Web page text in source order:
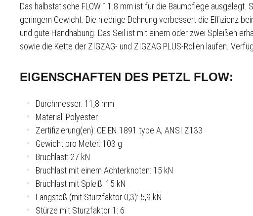
Das halbstatische FLOW 11.8 mm ist für die Baumpflege
geringem Gewicht. Die niedrige Dehnung verbessert die Effizienz
und gute Handhabung. Das Seil ist mit einem oder zwei Spleißen
sowie die Kette der ZIGZAG- und ZIGZAG PLUS-Rollen laufen.
EIGENSCHAFTEN DES PETZL FLOW:
Durchmesser: 11,8 mm
Material: Polyester
Zertifizierung(en): CE EN 1891 type A, ANSI Z133
Gewicht pro Meter: 103 g
Bruchlast: 27 kN
Bruchlast mit einem Achterknoten: 15 kN
Bruchlast mit Spleiß: 15 kN
Fangstoß (mit Sturzfaktor 0,3): 5,9 kN
Stürze mit Sturzfaktor 1: 6